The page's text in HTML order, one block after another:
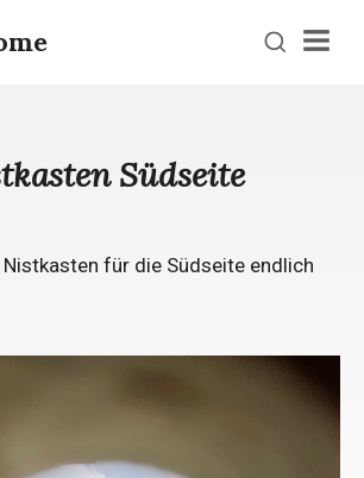
Südseite
für die Südseite endlich